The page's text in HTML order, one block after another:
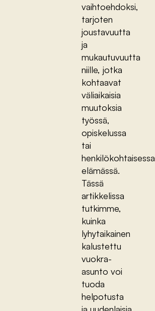
vaihtoehdoksi,
tarjoten
joustavuutta
ja
mukautuvuutta
niille, jotka
kohtaavat
väliaikaisia
muutoksia
työssä,
opiskelussa
tai
henkilökohtaisessa
elämässä.
Tässä
artikkelissa
tutkimme,
kuinka
lyhytaikainen
kalustettu
vuokra-
asunto voi
tuoda
helpotusta